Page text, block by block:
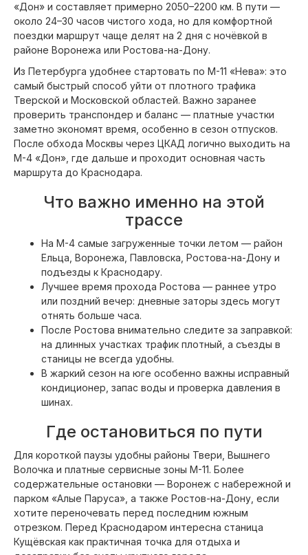
«Дон» и составляет примерно 2050–2200 км. В пути —
около 24–30 часов чистого хода, но для комфортной
поездки маршрут чаще делят на 2 дня с ночёвкой в
районе Воронежа или Ростова-на-Дону.
Из Петербурга удобнее стартовать по М-11 «Нева»: это
самый быстрый способ уйти от плотного трафика
Тверской и Московской областей. Важно заранее
проверить транспондер и баланс — платные участки
заметно экономят время, особенно в сезон отпусков.
После обхода Москвы через ЦКАД логично выходить на
М-4 «Дон», где дальше и проходит основная часть
маршрута до Краснодара.
Что важно именно на этой
трассе
На М-4 самые загруженные точки летом — район
Ельца, Воронежа, Павловска, Ростова-на-Дону и
подъезды к Краснодару.
Лучшее время прохода Ростова — раннее утро
или поздний вечер: дневные заторы здесь могут
отнять больше часа.
После Ростова внимательно следите за заправкой:
на длинных участках трафик плотный, а съезды в
станицы не всегда удобны.
В жаркий сезон на юге особенно важны исправный
кондиционер, запас воды и проверка давления в
шинах.
Где остановиться по пути
Для короткой паузы удобны районы Твери, Вышнего
Волочка и платные сервисные зоны М-11. Более
содержательные остановки — Воронеж с набережной и
парком «Алые Паруса», а также Ростов-на-Дону, если
хотите переночевать перед последним южным
отрезком. Перед Краснодаром интересна станица
Кущёвская как практичная точка для отдыха и